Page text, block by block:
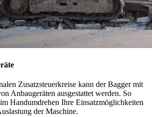
Zusatzsteuerkreise kann der Bagger mit
Anbaugeräten ausgestattet werden. So
Handumdrehen Ihre Einsatzmöglichkeiten
der Maschine.